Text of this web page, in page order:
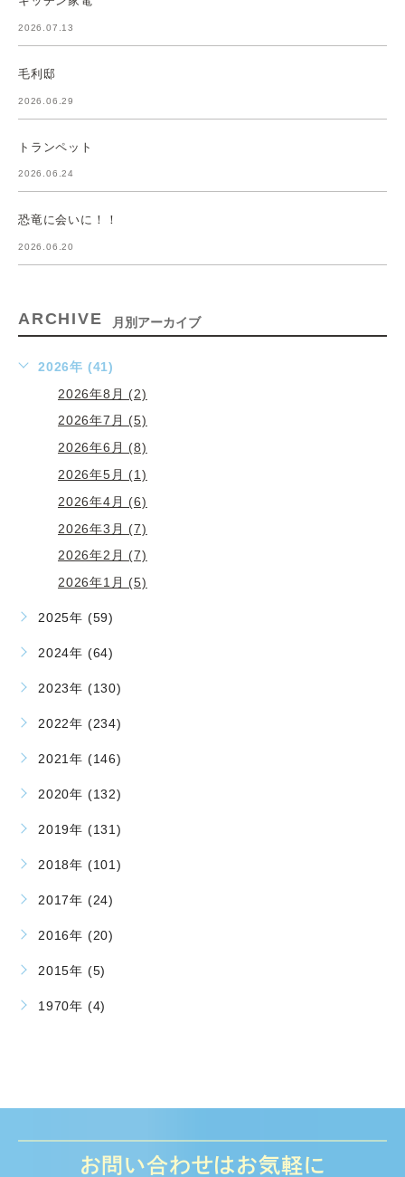
2026.07.13
毛利邸
2026.06.29
トランペット
2026.06.24
恐竜に会いに！！
2026.06.20
ARCHIVE 月別アーカイブ
2026年 (41)
2026年8月 (2)
2026年7月 (5)
2026年6月 (8)
2026年5月 (1)
2026年4月 (6)
2026年3月 (7)
2026年2月 (7)
2026年1月 (5)
2025年 (59)
2024年 (64)
2023年 (130)
2022年 (234)
2021年 (146)
2020年 (132)
2019年 (131)
2018年 (101)
2017年 (24)
2016年 (20)
2015年 (5)
1970年 (4)
お問い合わせはお気軽に